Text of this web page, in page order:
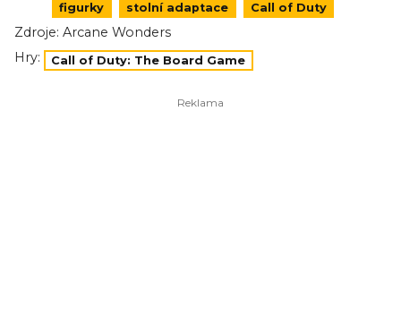
figurky stolní adaptace Call of Duty
Zdroje: Arcane Wonders
Hry:
Call of Duty: The Board Game